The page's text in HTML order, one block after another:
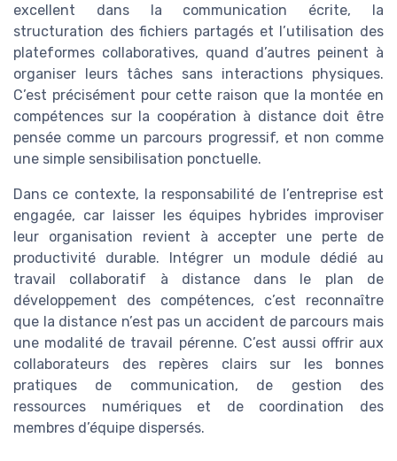
excellent dans la communication écrite, la
structuration des fichiers partagés et l’utilisation des
plateformes collaboratives, quand d’autres peinent à
organiser leurs tâches sans interactions physiques.
C’est précisément pour cette raison que la montée en
compétences sur la coopération à distance doit être
pensée comme un parcours progressif, et non comme
une simple sensibilisation ponctuelle.
Dans ce contexte, la responsabilité de l’entreprise est
engagée, car laisser les équipes hybrides improviser
leur organisation revient à accepter une perte de
productivité durable. Intégrer un module dédié au
travail collaboratif à distance dans le plan de
développement des compétences, c’est reconnaître
que la distance n’est pas un accident de parcours mais
une modalité de travail pérenne. C’est aussi offrir aux
collaborateurs des repères clairs sur les bonnes
pratiques de communication, de gestion des
ressources numériques et de coordination des
membres d’équipe dispersés.